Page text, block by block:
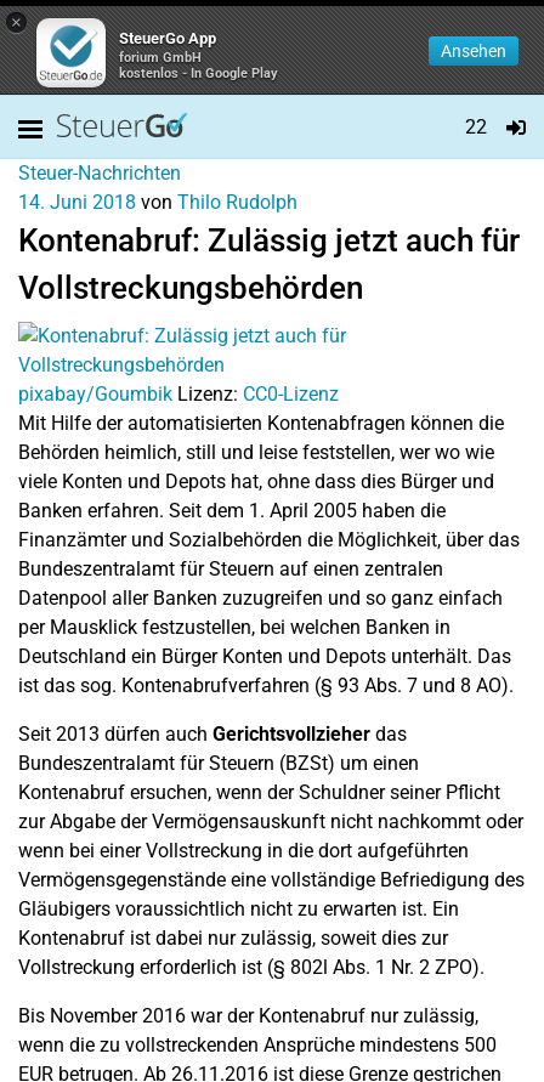
×
SteuerGo App
forium GmbH
kostenlos - In Google Play
Ansehen
22
Steuer-Nachrichten
14. Juni 2018 von Thilo Rudolph
Kontenabruf: Zulässig jetzt auch für
Vollstreckungsbehörden
pixabay/Goumbik Lizenz: CC0-Lizenz
Mit Hilfe der automatisierten Kontenabfragen können die
Behörden heimlich, still und leise feststellen, wer wo wie
viele Konten und Depots hat, ohne dass dies Bürger und
Banken erfahren. Seit dem 1. April 2005 haben die
Finanzämter und Sozialbehörden die Möglichkeit, über das
Bundeszentralamt für Steuern auf einen zentralen
Datenpool aller Banken zuzugreifen und so ganz einfach
per Mausklick festzustellen, bei welchen Banken in
Deutschland ein Bürger Konten und Depots unterhält. Das
ist das sog. Kontenabrufverfahren (§ 93 Abs. 7 und 8 AO).
Seit 2013 dürfen auch Gerichtsvollzieher das
Bundeszentralamt für Steuern (BZSt) um einen
Kontenabruf ersuchen, wenn der Schuldner seiner Pflicht
zur Abgabe der Vermögensauskunft nicht nachkommt oder
wenn bei einer Vollstreckung in die dort aufgeführten
Vermögensgegenstände eine vollständige Befriedigung des
Gläubigers voraussichtlich nicht zu erwarten ist. Ein
Kontenabruf ist dabei nur zulässig, soweit dies zur
Vollstreckung erforderlich ist (§ 802l Abs. 1 Nr. 2 ZPO).
Bis November 2016 war der Kontenabruf nur zulässig,
wenn die zu vollstreckenden Ansprüche mindestens 500
EUR betrugen. Ab 26.11.2016 ist diese Grenze gestrichen